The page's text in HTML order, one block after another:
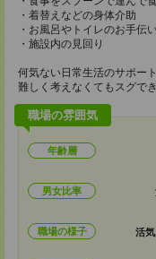
・着替えなどの身体介助
・お風呂やトイレのお手伝
・施設内の見回り
何気ない日常生活のサポー
難しく考えなくてもスグで
職場の雰囲気
年齢層
男女比率
職場の様子 活気